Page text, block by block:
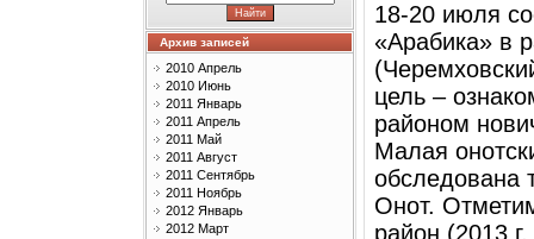
Архив записей
2010 Апрель
2010 Июнь
2011 Январь
2011 Апрель
2011 Май
2011 Август
2011 Сентябрь
2011 Ноябрь
2012 Январь
2012 Март
18-20 июля
«Арабика» в
цель –
районом
Малая
обследована
Онот.
район (2013